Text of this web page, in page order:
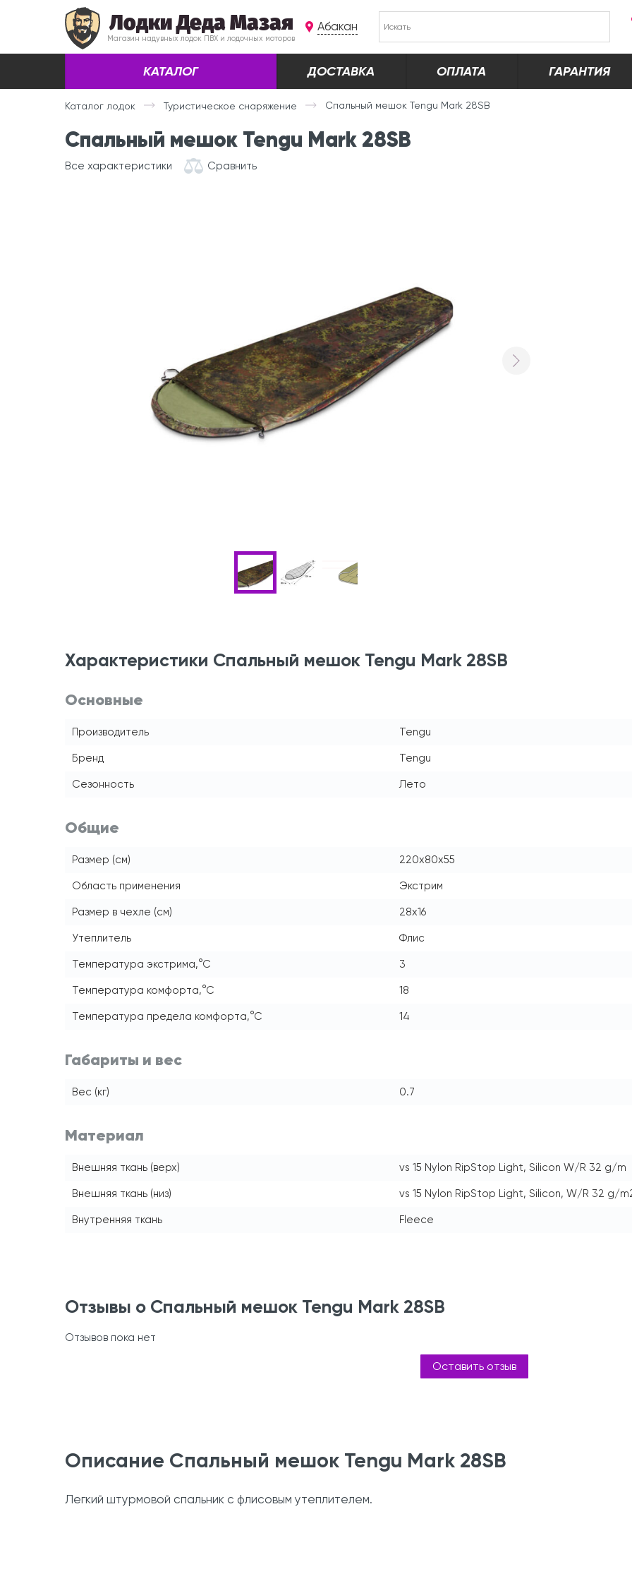
Лодки Деда Мазая
Магазин надувных лодок ПВХ и лодочных моторов
Абакан
КАТАЛОГ ДОСТАВКА ОПЛАТА ГАРАНТИЯ
Каталог лодок Туристическое снаряжение Спальный мешок Tengu Mark 28SB
Спальный мешок Tengu Mark 28SB
Все характеристики Сравнить
Характеристики Спальный мешок Tengu Mark 28SB
Основные
Производитель Tengu
Бренд Tengu
Сезонность Лето
Общие
Размер (см) 220x80x55
Область применения Экстрим
Размер в чехле (см) 28x16
Утеплитель Флис
Температура экстрима,°С 3
Температура комфорта,°С 18
Температура предела комфорта,°С 14
Габариты и вес
Вес (кг) 0.7
Материал
Внешняя ткань (верх) vs 15 Nylon RipStop Light, Silicon W/R 32 g/m
Внешняя ткань (низ) vs 15 Nylon RipStop Light, Silicon, W/R 32 g/
Внутренняя ткань Fleece
Отзывы о Спальный мешок Tengu Mark 28SB
Отзывов пока нет
Оставить отзыв
Описание Спальный мешок Tengu Mark 28SB
Легкий штурмовой спальник с флисовым утеплителем.